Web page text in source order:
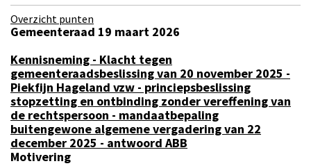
Overzicht punten
Gemeenteraad 19 maart 2026
Kennisneming - Klacht tegen
gemeenteraadsbeslissing van 20 november 2025 -
Piekfijn Hageland vzw - princiepsbeslissing
stopzetting en ontbinding zonder vereffening van
de rechtspersoon - mandaatbepaling
buitengewone algemene vergadering van 22
december 2025 - antwoord ABB
Motivering